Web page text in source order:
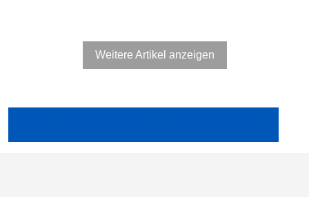
Weitere Artikel anzeigen